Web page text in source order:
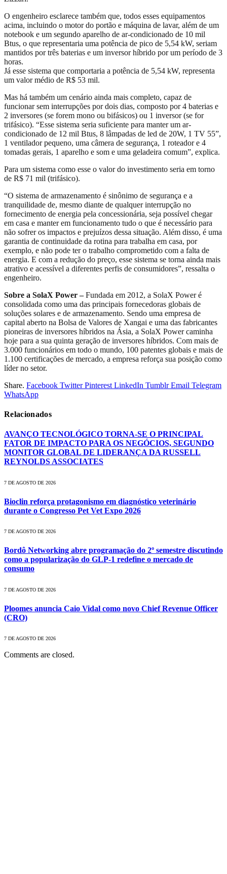
O engenheiro esclarece também que, todos esses equipamentos
acima, incluindo o motor do portão e máquina de lavar, além de um
notebook e um segundo aparelho de ar-condicionado de 10 mil
Btus, o que representaria uma potência de pico de 5,54 kW, seriam
mantidos por três baterias e um inversor híbrido por um período de 3
horas.
Já esse sistema que comportaria a potência de 5,54 kW, representa
um valor médio de R$ 53 mil.
Mas há também um cenário ainda mais completo, capaz de
funcionar sem interrupções por dois dias, composto por 4 baterias e
2 inversores (se forem mono ou bifásicos) ou 1 inversor (se for
trifásico). “Esse sistema seria suficiente para manter um ar-
condicionado de 12 mil Btus, 8 lâmpadas de led de 20W, 1 TV 55”,
1 ventilador pequeno, uma câmera de segurança, 1 roteador e 4
tomadas gerais, 1 aparelho e som e uma geladeira comum”, explica.
Para um sistema como esse o valor do investimento seria em torno
de R$ 71 mil (trifásico).
“O sistema de armazenamento é sinônimo de segurança e a
tranquilidade de, mesmo diante de qualquer interrupção no
fornecimento de energia pela concessionária, seja possível chegar
em casa e manter em funcionamento tudo o que é necessário para
não sofrer os impactos e prejuízos dessa situação. Além disso, é uma
garantia de continuidade da rotina para trabalha em casa, por
exemplo, e não pode ter o trabalho comprometido com a falta de
energia. E com a redução do preço, esse sistema se torna ainda mais
atrativo e acessível a diferentes perfis de consumidores”, ressalta o
engenheiro.
Sobre a SolaX Power –Fundada em 2012, a SolaX Power é
consolidada como uma das principais fornecedoras globais de
soluções solares e de armazenamento. Sendo uma empresa de
capital aberto na Bolsa de Valores de Xangai e uma das fabricantes
pioneiras de inversores híbridos na Ásia, a SolaX Power caminha
hoje para a sua quinta geração de inversores híbridos. Com mais de
3.000 funcionários em todo o mundo, 100 patentes globais e mais de
1.100 certificações de mercado, a empresa reforça sua posição como
líder no setor.
Share. Facebook Twitter Pinterest LinkedIn Tumblr Email Telegram
WhatsApp
Relacionados
AVANÇO TECNOLÓGICO TORNA-SE O PRINCIPAL
FATOR DE IMPACTO PARA OS NEGÓCIOS, SEGUNDO
MONITOR GLOBAL DE LIDERANÇA DA RUSSELL
REYNOLDS ASSOCIATES
7 DE AGOSTO DE 2026
Bioclin reforça protagonismo em diagnóstico veterinário
durante o Congresso Pet Vet Expo 2026
7 DE AGOSTO DE 2026
Bordô Networking abre programação do 2º semestre discutindo
como a popularização do GLP-1 redefine o mercado de
consumo
7 DE AGOSTO DE 2026
Ploomes anuncia Caio Vidal como novo Chief Revenue Officer
(CRO)
7 DE AGOSTO DE 2026
Comments are closed.